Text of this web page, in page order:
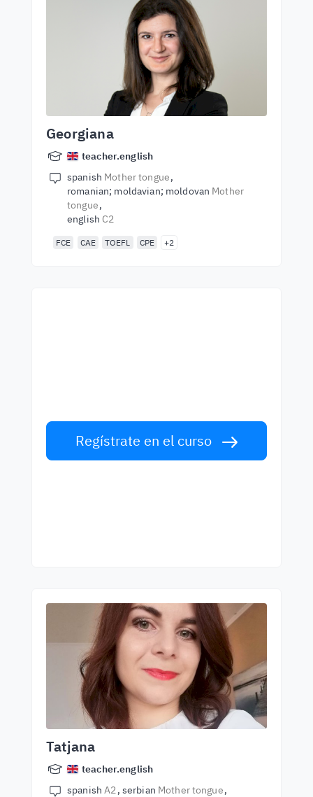
Georgiana
teacher.english
spanish Mother tongue
romanian; moldavian; moldovan Mother
tongue
english C2
FCE CAE TOEFL CPE +2
Regístrate en el curso
Tatjana
teacher.english
spanishA2 serbian Mother tongue